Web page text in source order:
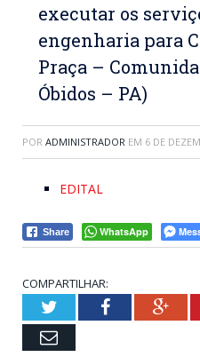
executar os
engenharia para
Praça –
Óbidos – PA)
POR ADMINISTRADOR EM 6 DE
EDITAL
Share WhatsApp
COMPARTILHAR:
TwitterFacebook
Email